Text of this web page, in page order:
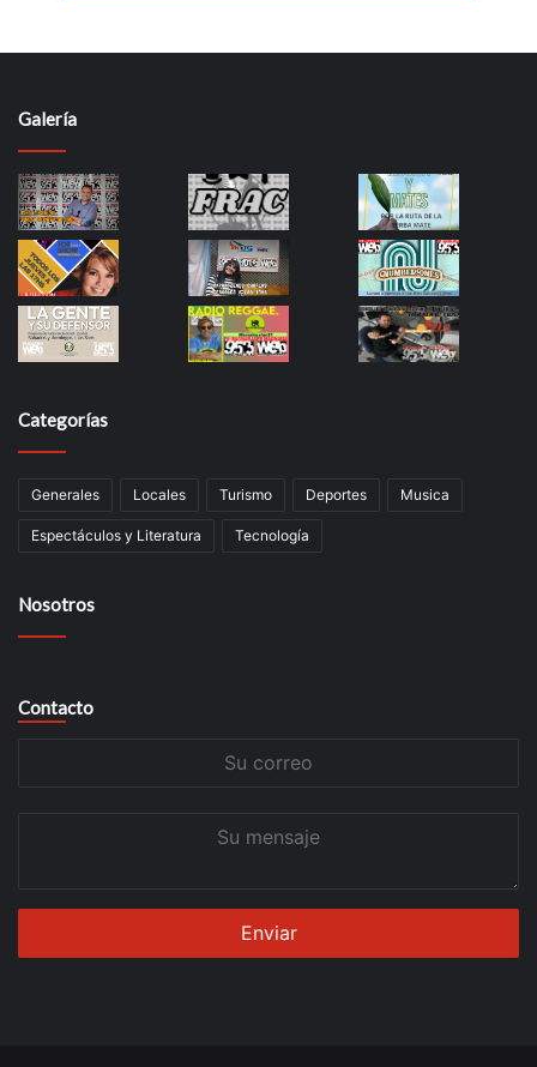
Galería
Categorías
Generales Locales Turismo Deportes Musica
Espectáculos y Literatura Tecnología
Nosotros
Contacto